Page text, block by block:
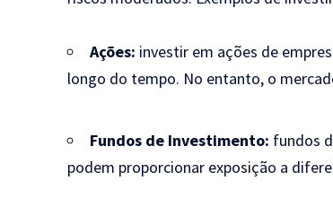
Ações: investir em ações de
longo do tempo. No entanto, o
Fundos de Investimento: fundos
podem proporcionar exposição a